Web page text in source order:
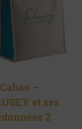
–
et ses
2